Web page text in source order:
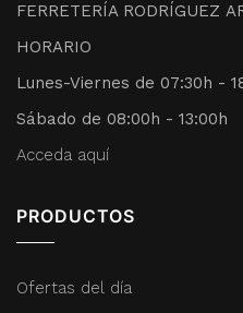
FERRETERÍA RODRÍGUEZ
HORARIO
Lunes-Viernes de 07:30h -
Sábado de 08:00h - 13:00h
Acceda aquí
PRODUCTOS
Ofertas del día